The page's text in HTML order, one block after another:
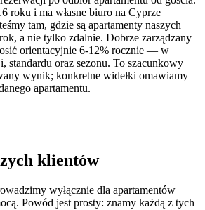
roku i ma własne biuro na Cyprze
tam, gdzie są apartamenty naszych
a nie tylko zdalnie. Dobrze zarządzany
orientacyjnie 6-12% rocznie — w
standardu oraz sezonu. To szacunkowy
wynik; konkretne widełki omawiamy
apartamentu.
klientów
wyłącznie dla apartamentów
Powód jest prosty: znamy każdą z tych